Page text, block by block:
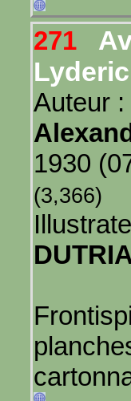
271
Lyderic
Auteur :
1930
(3,366)